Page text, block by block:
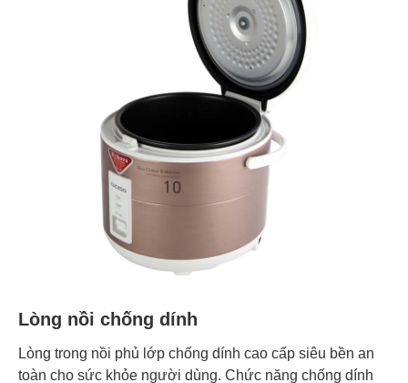
Lòng nồi chống dính
Lòng trong nồi phủ lớp chống dính cao cấp siêu bền an
toàn cho sức khỏe người dùng. Chức năng chống dính